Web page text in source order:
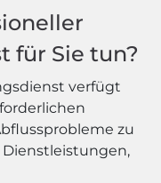
für Sie tun?
verfügt
zu